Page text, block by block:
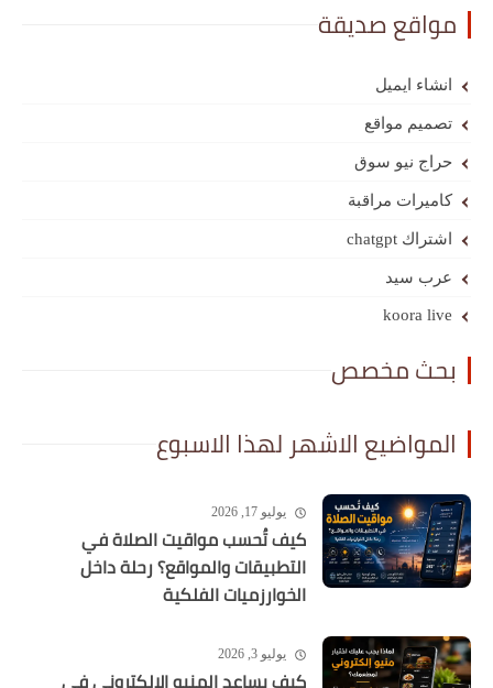
مواقع صديقة
انشاء ايميل
تصميم مواقع
حراج نيو سوق
كاميرات مراقبة
اشتراك chatgpt
عرب سيد
koora live
بحث مخصص
المواضيع الاشهر لهذا الاسبوع
يوليو 17, 2026
كيف تُحسب مواقيت الصلاة في
التطبيقات والمواقع؟ رحلة داخل
الخوارزميات الفلكية
يوليو 3, 2026